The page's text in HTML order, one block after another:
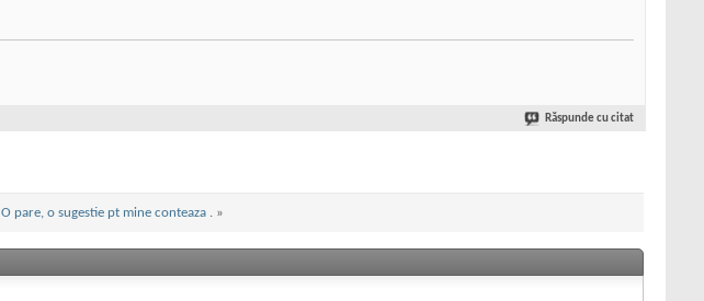
Răspunde cu citat
O pare, o sugestie pt mine conteaza . »